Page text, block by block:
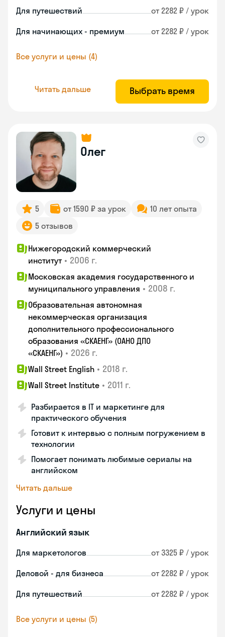
Для путешествий от 2282 ₽ / урок
Для начинающих - премиум от 2282 ₽ / урок
Все услуги и цены (4)
Читать дальше Выбрать время
Олег
5 от 1590 ₽ за урок
10 лет опыта
5 отзывов
Нижегородский коммерческий
институт • 2006 г.
Московская академия государственного и
муниципального управления • 2008 г.
Образовательная автономная
некоммерческая организация
дополнительного профессионального
образования «СКАЕНГ» (ОАНО ДПО
«СКАЕНГ») • 2026 г.
Wall Street English • 2018 г.
Wall Street Institute • 2011 г.
Разбирается в IT и маркетинге для
практического обучения
Готовит к интервью с полным погружением в
технологии
Помогает понимать любимые сериалы на
английском
Читать дальше
Услуги и цены
Английский язык
Для маркетологов от 3325 ₽ / урок
Деловой - для бизнеса от 2282 ₽ / урок
Для путешествий от 2282 ₽ / урок
Все услуги и цены (5)